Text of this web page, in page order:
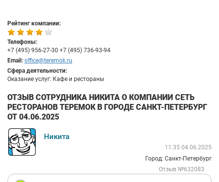
Рейтинг компании:
Телефоны:
+7 (495) 956-27-30 +7 (495) 736-93-94
Email: office@teremok.ru
Сфера деятельности:
Оказание услуг: Кафе и рестораны
ОТЗЫВ СОТРУДНИКА НИКИТА О КОМПАНИИ СЕТЬ
РЕСТОРАНОВ ТЕРЕМОК В ГОРОДЕ САНКТ-ПЕТЕРБУРГ
ОТ 04.06.2025
Никита
11:35 04.06.2025
Город: Санкт-Петербург
Отзыв №632083